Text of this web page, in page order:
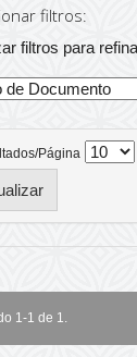
filtros:
filtros para
Página
1-1 de 1.